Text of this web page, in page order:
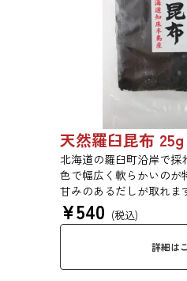
天然羅臼昆布
北海道の羅臼町沿岸で採
色で幅広く軟らかいのが
甘みのあるだしが取れま
みもっちりした食感があ
で評価の高い高級昆布で
¥540 (税込)
詳細は